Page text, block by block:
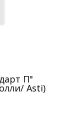
П"
Asti)